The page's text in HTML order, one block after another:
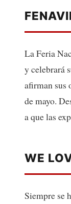
La Feria
y celebrará
afirman sus
de mayo.
a que las
WE
Siempre se